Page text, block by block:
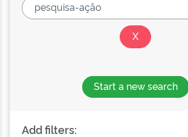
Start a new search
Add filters: